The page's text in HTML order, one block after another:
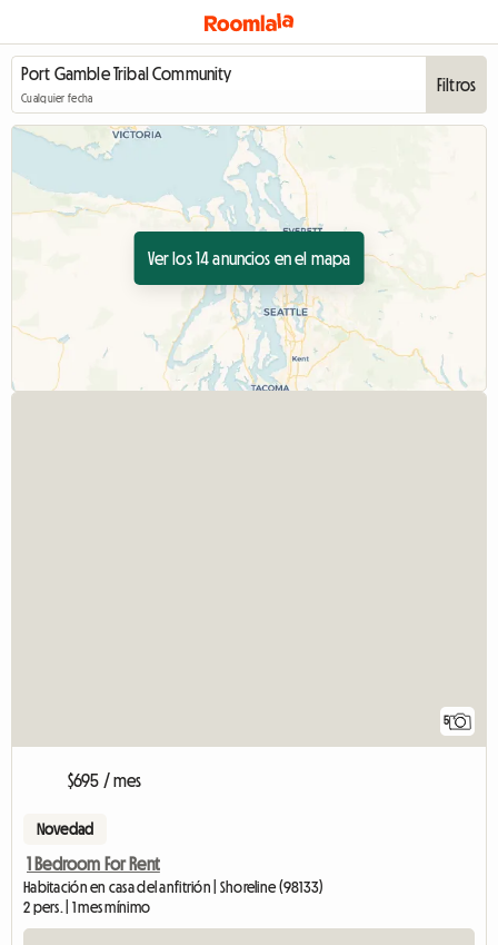
Cualquier fecha
Filtros
Ver los 14 anuncios en el mapa
5
$695 / mes
Novedad
1 Bedroom For Rent
Habitación en casa del anfitrión | Shoreline (98133)
2 pers. | 1 mes mínimo